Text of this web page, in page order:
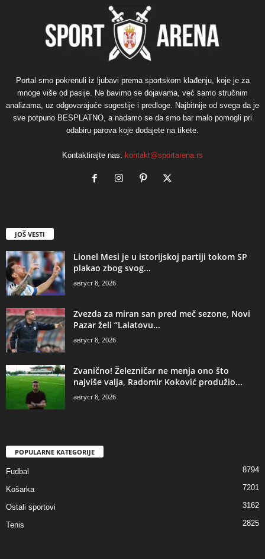
Portal smo pokrenuli iz ljubavi prema sportskom klađenju, koje je za
mnoge više od pasije. Ne bavimo se dojavama, već samo stručnim
analizama, uz odgovarajuće sugestije i predloge. Najbitnije od svega da je
sve potpuno BESPLATNO, a nadamo se da smo bar malo pomogli pri
odabiru parova koje dodajete na tikete.
Kontaktirajte nas: kontakt@sportarena.rs
JOŠ VESTI
Lionel Mesi je u istorijskoj partiji tokom SP
plakao zbog svog...
август 8, 2026
Zvezda za miran san pred meč sezone, Novi
Pazar želi “Lalatovu...
август 8, 2026
Zvanično! Železničar ne menja ono što
najviše valja, Radomir Koković produžio...
август 8, 2026
POPULARNE KATEGORIJE
Fudbal 8794
Košarka 7201
Ostali sportovi 3162
Tenis 2825